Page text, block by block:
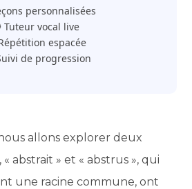
personnalisées
Tuteur vocal live
espacée
de progression
allons explorer deux
abstrait » et « abstrus », qui
une racine commune, ont